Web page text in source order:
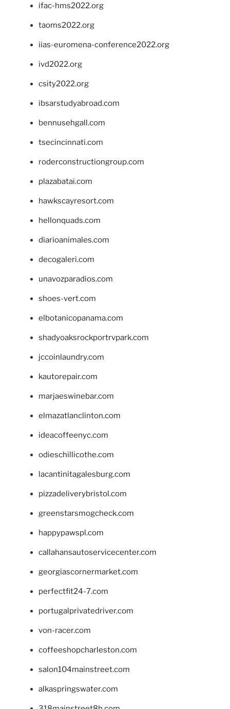
ifac-hms2022.org
taoms2022.org
iias-euromena-conference2022.org
ivd2022.org
csity2022.org
ibsarstudyabroad.com
bennusehgall.com
tsecincinnati.com
roderconstructiongroup.com
plazabatai.com
hawkscayresort.com
hellonquads.com
diarioanimales.com
decogaleri.com
unavozparadios.com
shoes-vert.com
elbotanicopanama.com
shadyoaksrockportrvpark.com
jccoinlaundry.com
kautorepair.com
marjaeswinebar.com
elmazatlanclinton.com
ideacoffeenyc.com
odieschillicothe.com
lacantinitagalesburg.com
pizzadeliverybristol.com
greenstarsmogcheck.com
happypawspl.com
callahansautoservicecenter.com
georgiascornermarket.com
perfectfit24-7.com
portugalprivatedriver.com
von-racer.com
coffeeshopcharleston.com
salon104mainstreet.com
alkaspringswater.com